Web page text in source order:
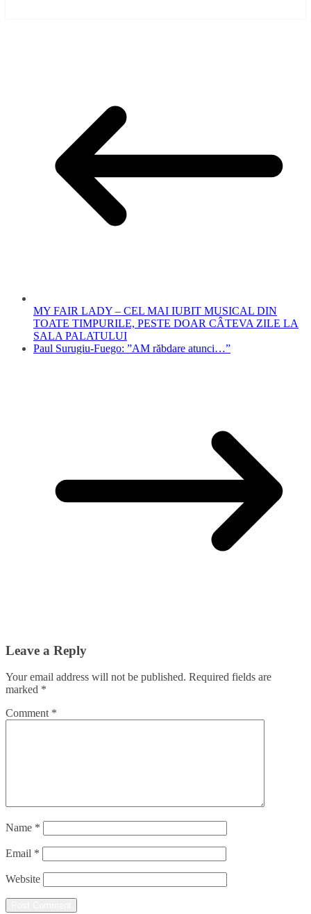
MY FAIR LADY – CEL MAI IUBIT MUSICAL DIN
TOATE TIMPURILE, PESTE DOAR CÂTEVA ZILE LA
SALA PALATULUI
Paul Surugiu-Fuego: ”AM răbdare atunci…”
Leave a Reply
Your email address will not be published. Required fields are
marked *
Comment *
Name *
Email *
Website